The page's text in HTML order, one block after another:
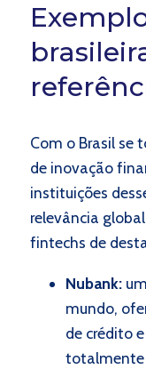
Com o Brasil se
de inovação
instituições
relevância
fintechs de
Nubank:
mundo,
de crédito
totalmente